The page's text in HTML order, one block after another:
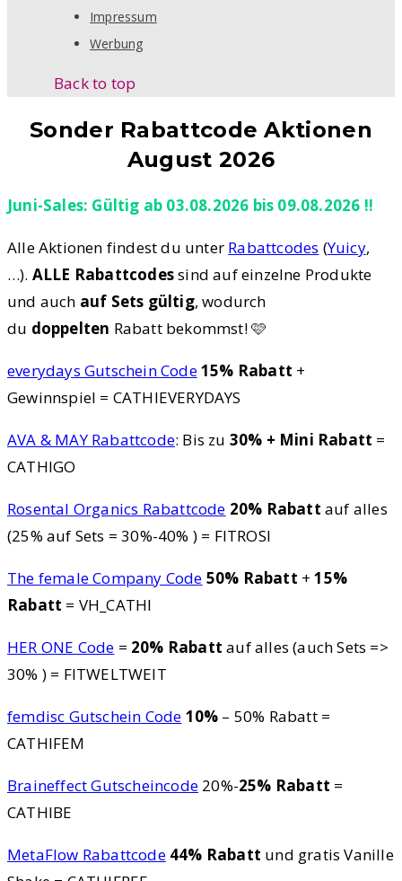
Impressum
Werbung
Back to top
Sonder Rabattcode Aktionen
August 2026
Juni-Sales: Gültig ab 03.08.2026 bis 09.08.2026 !!
Alle Aktionen findest du unter Rabattcodes (Yuicy,
…). ALLE Rabattcodessind auf einzelne Produkte
und auch auf Sets gültig, wodurch
du doppelten Rabatt bekommst! 🩷
everydays Gutschein Code15% Rabatt +
Gewinnspiel = CATHIEVERYDAYS
AVA & MAY Rabattcode: Bis zu 30% + Mini Rabatt =
CATHIGO
Rosental Organics Rabattcode 20% Rabatt auf alles
(25% auf Sets = 30%-40% ) = FITROSI
The female Company Code 50% Rabatt +15%
Rabatt = VH_CATHI
HER ONE Code = 20% Rabatt auf alles (auch Sets =>
30% ) = FITWELTWEIT
femdisc Gutschein Code 10% – 50% Rabatt =
CATHIFEM
Braineffect Gutscheincode 20%-25% Rabatt =
CATHIBE
MetaFlow Rabattcode 44% Rabatt und gratis Vanille